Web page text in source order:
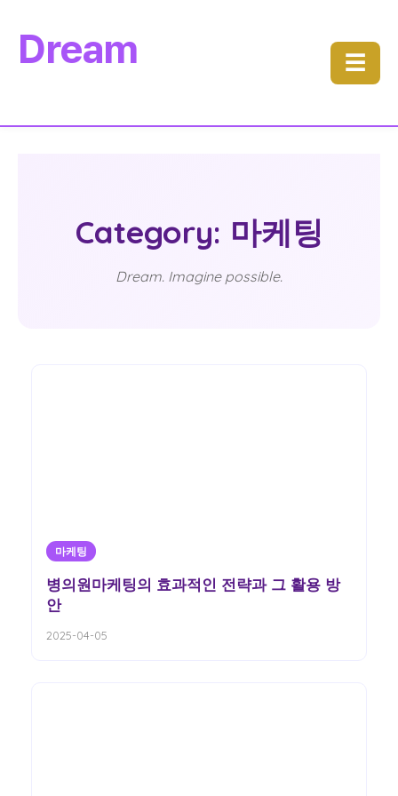
Dream ☰
Category: 마케팅
Dream. Imagine possible.
마케팅
병의원마케팅의 효과적인 전략과 그 활용 방
안
2025-04-05